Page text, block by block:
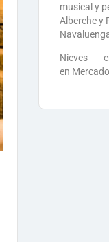
musical y
Alberche y
Nieves
en